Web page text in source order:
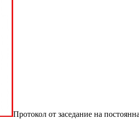
Протокол от заседание на